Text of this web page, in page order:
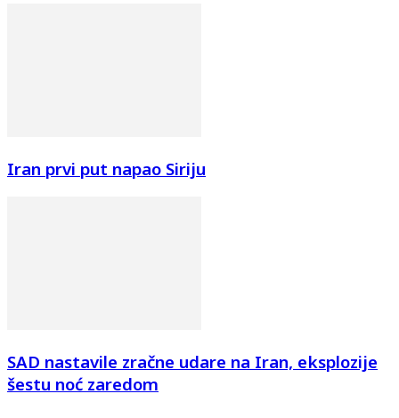
Iran prvi put napao Siriju
SAD nastavile zračne udare na Iran, eksplozije
šestu noć zaredom